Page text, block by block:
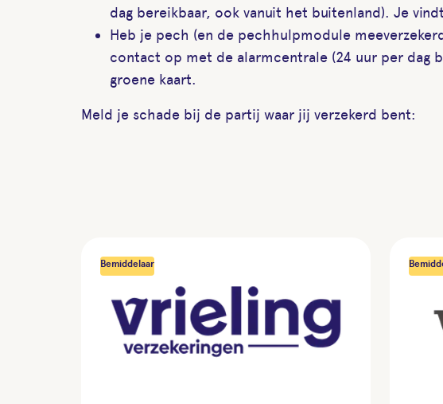
dag bereikbaar, ook vanuit het buitenland). Je
Heb je pech (en de pechhulpmodule
contact op met de alarmcentrale (24 uur per dag
groene kaart.
Meld je schade bij de partij waar jij verzekerd bent:
Bemiddelaar